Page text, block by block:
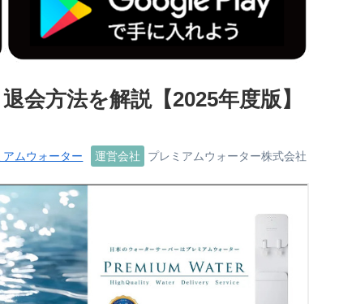
会方法を解説【2025年度版】
アムウォーター 運営会社 プレミアムウォーター株式会社